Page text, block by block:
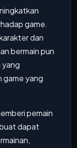
game.
dan
bermain pun
yang
game yang
pemain
dapat